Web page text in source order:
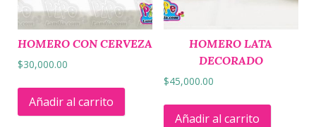
HOMERO CON CERVEZA
$30,000.00
Añadir al carrito
HOMERO LATA
DECORADO
$45,000.00
Añadir al carrito